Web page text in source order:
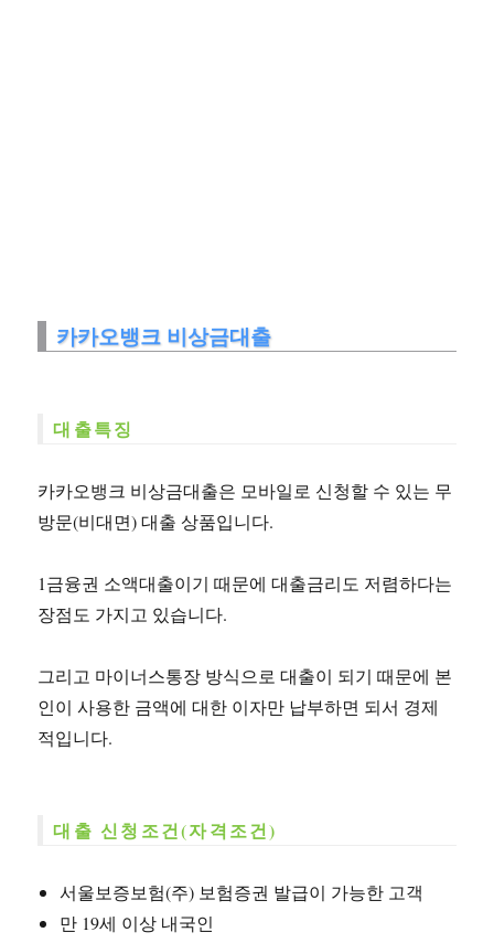
카카오뱅크 비상금대출
대출특징
카카오뱅크 비상금대출은 모바일로 신청할 수 있는 무
방문(비대면) 대출 상품입니다.
1금융권 소액대출이기 때문에 대출금리도 저렴하다는
장점도 가지고 있습니다.
그리고 마이너스통장 방식으로 대출이 되기 때문에 본
인이 사용한 금액에 대한 이자만 납부하면 되서 경제
적입니다.
대출 신청조건(자격조건)
서울보증보험(주) 보험증권 발급이 가능한 고객
만 19세 이상 내국인